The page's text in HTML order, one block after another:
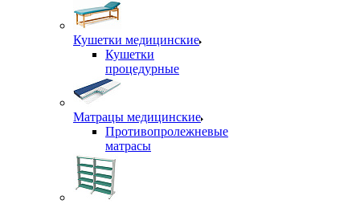
Кушетки медицинские
Кушетки
процедурные
Матрацы медицинские
Противопролежневые
матрасы